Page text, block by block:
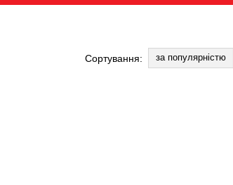
Сортування: за популярністю